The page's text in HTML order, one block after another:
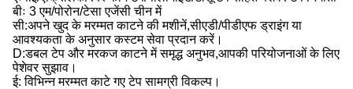
बीः 3 एम/पोरोन/टेसा एजेंसी चीन में
सी:अपने खुद के मरम्मत काटने की मशीनें,सीएडी/पीडीएफ ड्राइंग या
आवश्यकता के अनुसार कस्टम सेवा प्रदान करें।
D:डबल टेप और मरकज काटने में समृद्ध अनुभव,आपकी परियोजनाओं के लिए
पेशेवर सुझाव।
ई: विभिन्न मरम्मत काटे गए टेप सामग्री विकल्प।